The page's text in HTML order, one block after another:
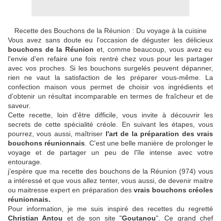
Recette des Bouchons de la Réunion : Du voyage à la cuisine
Vous avez sans doute eu l'occasion de déguster les délicieux
bouchons de la Réunion et, comme beaucoup, vous avez eu
l'envie d'en refaire une fois rentré chez vous pour les partager
avec vos proches. Si les bouchons surgelés peuvent dépanner,
rien ne vaut la satisfaction de les préparer vous-même. La
confection maison vous permet de choisir vos ingrédients et
d'obtenir un résultat incomparable en termes de fraîcheur et de
saveur.
Cette recette, loin d'être difficile, vous invite à découvrir les
secrets de cette spécialité créole. En suivant les étapes, vous
pourrez, vous aussi, maîtriser l'art de la préparation des vrais
bouchons réunionnais . C'est une belle manière de prolonger le
voyage et de partager un peu de l'île intense avec votre
entourage.
j’espère que ma recette des bouchons de la Réunion (974) vous
a intéressé et que vous allez tenter, vous aussi, de devenir maitre
ou maitresse expert en préparation des vrais bouchons créoles
réunionnais.
Pour information, je me suis inspiré des recettes du regretté
Christian Antou et de son site "Goutanou". Ce grand chef